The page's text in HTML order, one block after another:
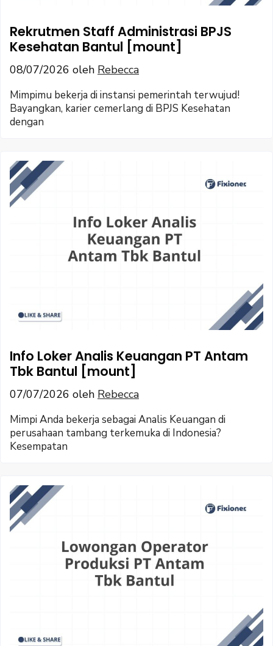
Rekrutmen Staff Administrasi BPJS
Kesehatan Bantul [mount]
08/07/2026 oleh Rebecca
Mimpimu bekerja di instansi pemerintah terwujud!
Bayangkan, karier cemerlang di BPJS Kesehatan
dengan
Info Loker Analis Keuangan PT Antam
Tbk Bantul [mount]
07/07/2026 oleh Rebecca
Mimpi Anda bekerja sebagai Analis Keuangan di
perusahaan tambang terkemuka di Indonesia?
Kesempatan